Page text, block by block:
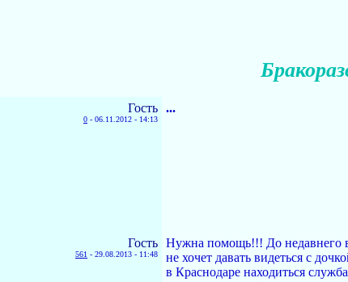
Гость
0 - 06.11.2012 - 14:13
...
Гость
561 - 29.08.2013 - 11:48
Нужна помощь!!! До недавнего
не хочет давать видеться с
в Краснодаре находиться